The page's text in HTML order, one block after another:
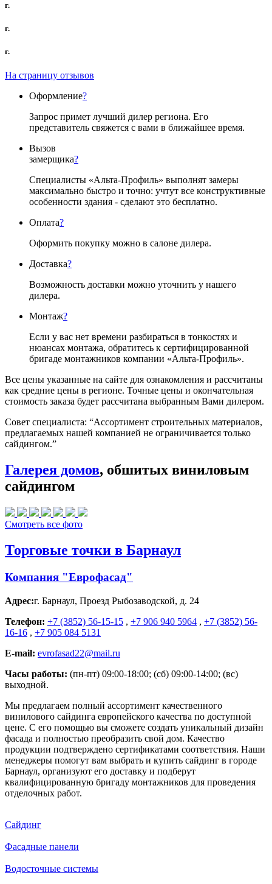
г.
г.
г.
На страницу отзывов
Оформление?
Запрос примет лучший дилер региона. Его
представитель свяжется с вами в ближайшее время.
Вызов
замерщика?
Специалисты «Альта-Профиль» выполнят замеры
максимально быстро и точно: учтут все конструктивные
особенности здания - сделают это бесплатно.
Оплата?
Оформить покупку можно в салоне дилера.
Доставка?
Возможность доставки можно уточнить у нашего
дилера.
Монтаж?
Если у вас нет времени разбираться в тонкостях и
нюансах монтажа, обратитесь к сертифицированной
бригаде монтажников компании «Альта-Профиль».
Все цены указанные на сайте для ознакомления и рассчитаны
как средние цены в регионе. Точные цены и окончательная
стоимость заказа будет рассчитана выбранным Вами дилером.
Совет специалиста: “Ассортимент строительных материалов,
предлагаемых нашей компанией не ограничивается только
сайдингом.”
Галерея домов, обшитых виниловым
сайдингом
Смотреть все фото
Торговые точки в Барнаул
Компания "Еврофасад"
Адрес:г. Барнаул, Проезд Рыбозаводской, д. 24
Телефон: +7 (3852) 56-15-15 , +7 906 940 5964 , +7 (3852) 56-
16-16 , +7 905 084 5131
E-mail: evrofasad22@mail.ru
Часы работы: (пн-пт) 09:00-18:00; (сб) 09:00-14:00; (вс)
выходной.
Мы предлагаем полный ассортимент качественного
винилового сайдинга европейского качества по доступной
цене. С его помощью вы сможете создать уникальный дизайн
фасада и полностью преобразить свой дом. Качество
продукции подтверждено сертификатами соответствия. Наши
менеджеры помогут вам выбрать и купить сайдинг в городе
Барнаул, организуют его доставку и подберут
квалифицированную бригаду монтажников для проведения
отделочных работ.
Сайдинг
Фасадные панели
Водосточные системы